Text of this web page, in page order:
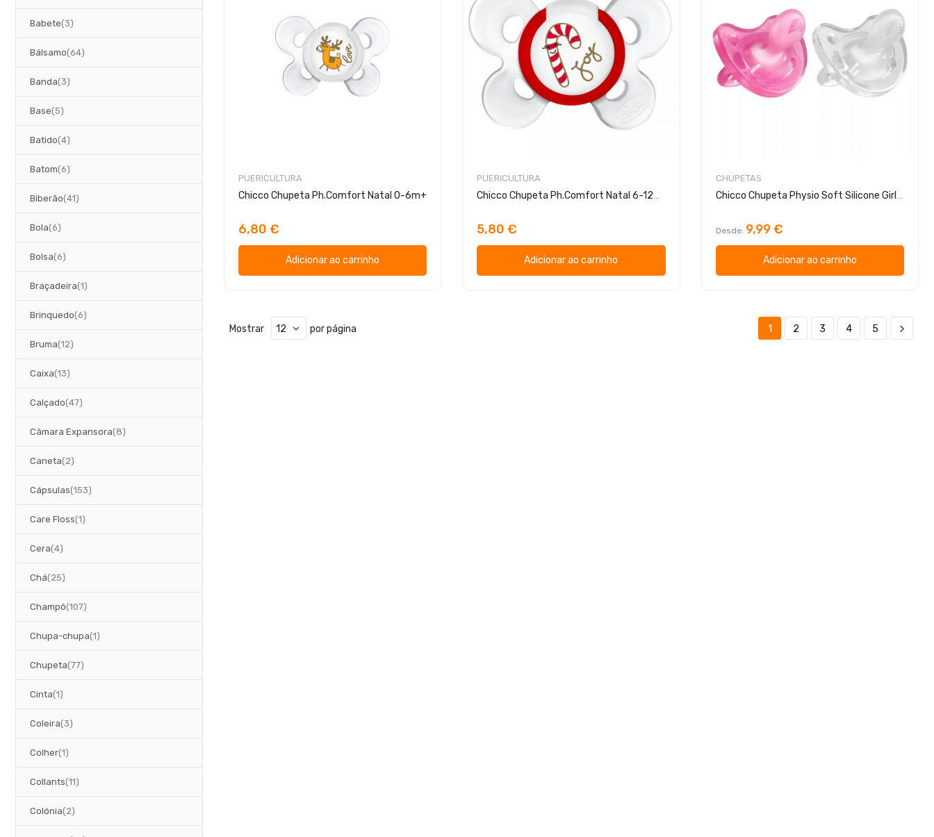
PUERICULTURA
Chicco Chupeta Ph.Comfort Natal 0-6m+
6,80 €
Adicionar ao carrinho
PUERICULTURA
Chicco Chupeta Ph.Comfort Natal 6-12m+
5,80 €
Adicionar ao carrinho
CHUPETAS
Chicco Chupeta Physio Soft Silicone Girl 2 Unidades
Desde 9,99 €
Adicionar ao carrinho
1 2 3 4 5
Mostrar por página
Babete 3
artigos
Bálsamo 64
artigos
Banda 3
artigos
Base 5
artigos
Batido 4
artigos
Batom 6
artigos
Biberão 41
artigos
Bola 6
artigos
Bolsa 6
artigos
Braçadeira 1
artigo
Brinquedo 6
artigos
Bruma 12
artigos
Caixa 13
artigos
Calçado 47
artigos
Câmara Expansora 8
artigos
Caneta 2
artigos
Cápsulas 153
artigos
Care Floss 1
artigo
Cera 4
artigos
Chá 25
artigos
Champô 107
artigos
Chupa-chupa 1
artigo
Chupeta 77
artigos
Cinta 1
artigo
Coleira 3
artigos
Colher 1
artigo
Collants 11
artigos
Colónia 2
artigos